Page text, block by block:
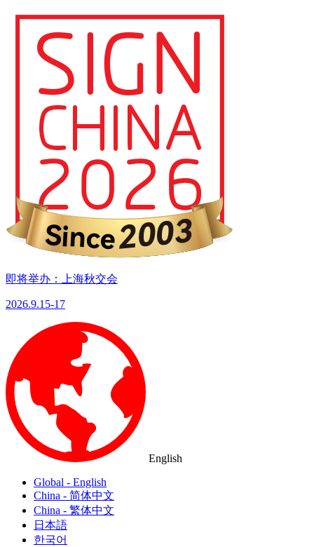
即将举办：上海秋交会
2026.9.15-17
English
Global - English
China - 简体中文
China - 繁体中文
日本語
한국어